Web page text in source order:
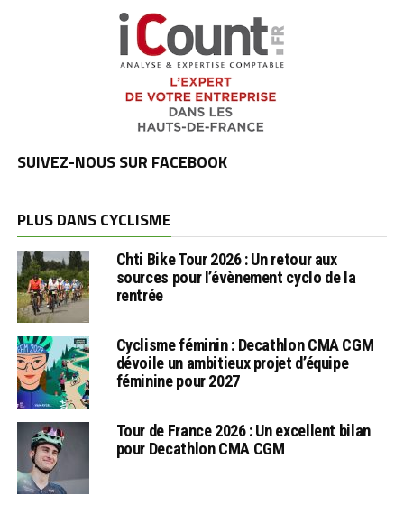
SUIVEZ-NOUS SUR FACEBOOK
PLUS DANS CYCLISME
Chti Bike Tour 2026 : Un retour aux
sources pour l’évènement cyclo de la
rentrée
Cyclisme féminin : Decathlon CMA CGM
dévoile un ambitieux projet d’équipe
féminine pour 2027
Tour de France 2026 : Un excellent bilan
pour Decathlon CMA CGM